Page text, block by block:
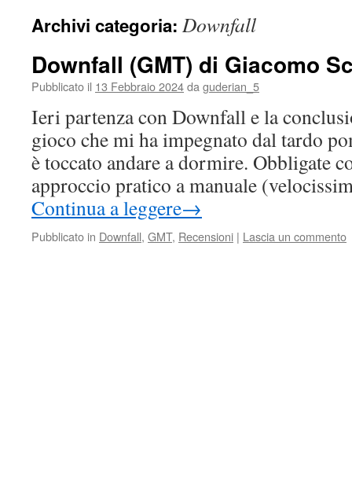
Archivi categoria: Downfall
Downfall (GMT) di Giacomo
Pubblicato il 13 Febbraio 2024da guderian_5
Ieri partenza con Downfall e la
gioco che mi ha impegnato dal tardo
è toccato andare a dormire. Obbligate
approccio pratico a manuale
Continua a leggere→
Pubblicato in Downfall, GMT, Recensioni | Lascia un commento